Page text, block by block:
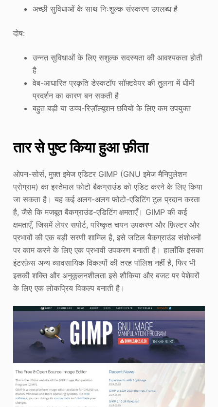
अच्छी सुविधाओं के साथ निःशुल्क संस्करण उपलब्ध है
दोष:
उन्नत सुविधाओं के लिए सशुल्क सदस्यता की आवश्यकता होती
है
वेब-आधारित प्रकृति डेस्कटॉप सॉफ़्टवेयर की तुलना में धीमी
प्रदर्शन का कारण बन सकती है
बहुत बड़ी या उच्च-रिज़ॉल्यूशन छवियों के लिए कम उपयुक्त
तार से पुष्ट किया हुआ फ़ीता
ओपन-सोर्स, मुफ़्त इमेज एडिटर GIMP (GNU इमेज मैनिपुलेशन
प्रोग्राम) का इस्तेमाल फोटो बैकग्राउंड को एडिट करने के लिए किया
जा सकता है। यह कई अलग-अलग फोटो-एडिटिंग टूल प्रदान करता
है, जैसे कि मजबूत बैकग्राउंड-एडिटिंग क्षमताएँ। GIMP की कई
क्षमताएँ, जिसमें लेयर सपोर्ट, परिष्कृत चयन उपकरण और फ़िल्टर और
प्रभावों की एक बड़ी सरणी शामिल है, इसे जटिल बैकग्राउंड संशोधनों
पर काम करने के लिए एक प्रभावी उपकरण बनाती है। हालाँकि इसका
इंटरफ़ेस अन्य व्यावसायिक विकल्पों की तरह पॉलिश नहीं है, फिर भी
इसकी शक्ति और अनुकूलनशीलता इसे शौकिया और बजट पर पेशेवरों
के लिए एक लोकप्रिय विकल्प बनाती है।